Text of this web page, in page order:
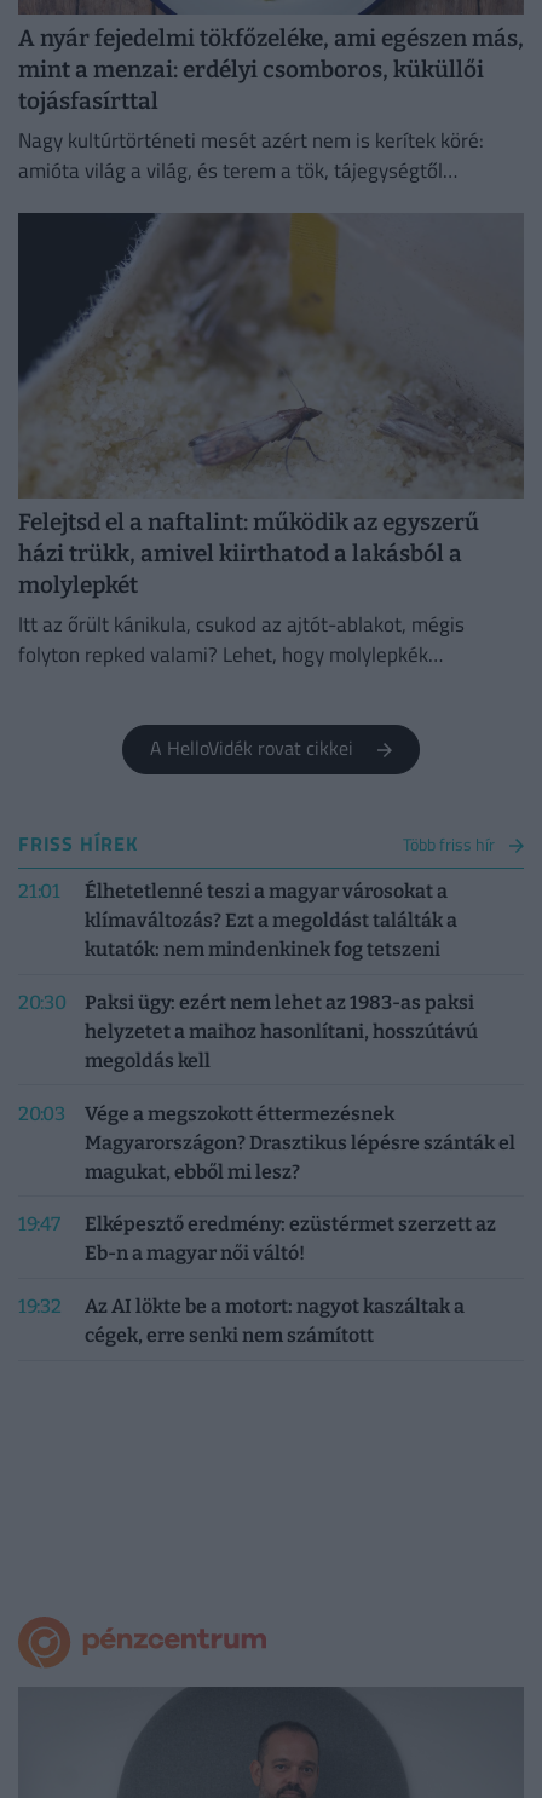
A nyár fejedelmi tökfőzeléke, ami egészen más,
mint a menzai: erdélyi csomboros, küküllői
tojásfasírttal
Nagy kultúrtörténeti mesét azért nem is kerítek köré:
amióta világ a világ, és terem a tök, tájegységtől
Felejtsd el a naftalint: működik az egyszerű
házi trükk, amivel kiirthatod a lakásból a
molylepkét
Itt az őrült kánikula, csukod az ajtót-ablakot, mégis
folyton repked valami? Lehet, hogy molylepkék
A HelloVidék rovat cikkei
FRISS HÍREK Több friss hír
21:01
Élhetetlenné teszi a magyar városokat a
klímaváltozás? Ezt a megoldást találták a
kutatók: nem mindenkinek fog tetszeni
20:30
Paksi ügy: ezért nem lehet az 1983-as paksi
helyzetet a maihoz hasonlítani, hosszútávú
megoldás kell
20:03
Vége a megszokott éttermezésnek
Magyarországon? Drasztikus lépésre szánták el
magukat, ebből mi lesz?
19:47
Elképesztő eredmény: ezüstérmet szerzett az
Eb-n a magyar női váltó!
19:32
Az AI lökte be a motort: nagyot kaszáltak a
cégek, erre senki nem számított